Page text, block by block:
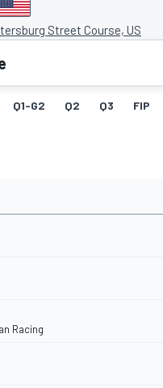
Street Course, US
Q1-G2 Q2 Q3 FIP
Racing